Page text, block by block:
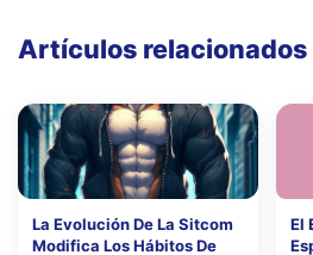
Artículos relacionados
La Evolución De La Sitcom
Modifica Los Hábitos De
El